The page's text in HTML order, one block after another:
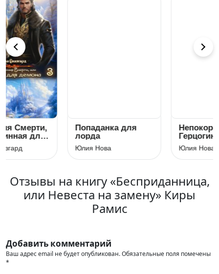
Попаданка для
лорда
Юлия Нова
Непокорённая, или
Отзывы на книгу «Бесприданница,
или Невеста на замену» Киры
Рамис
Добавить комментарий
Ваш адрес email не будет опубликован.Обязательные поля помечены
*